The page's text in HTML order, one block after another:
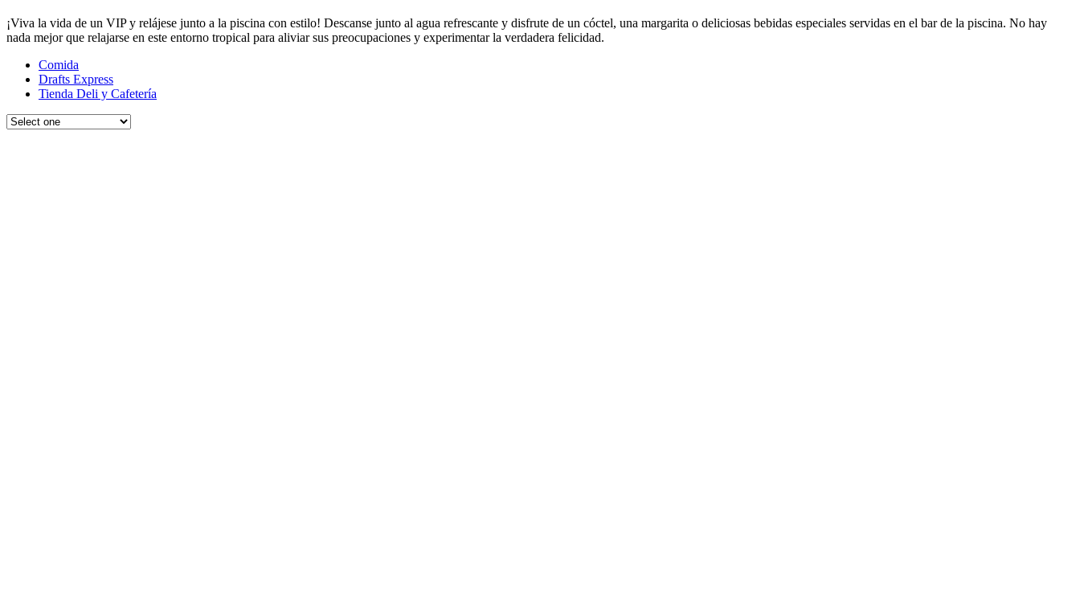
¡Viva la vida de un VIP y relájese junto a la piscina con estilo! Descanse junto al agua refrescante y disfrute de un cóctel, una margarita o deliciosas bebidas especiales servidas en el bar de la piscina. No hay
nada mejor que relajarse en este entorno tropical para aliviar sus preocupaciones y experimentar la verdadera felicidad.
Comida
Drafts Express
Tienda Deli y Cafetería